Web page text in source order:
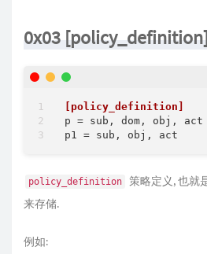
0x03 [policy_definition]
[policy_definition]
p
p1
policy_definition
策略定义, 也就
来存储.
例如: